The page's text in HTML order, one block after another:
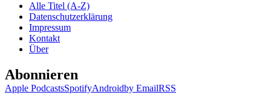
Alle Titel (A-Z)
Datenschutzerklärung
Impressum
Kontakt
Über
Abonnieren
Apple PodcastsSpotifyAndroidby EmailRSS